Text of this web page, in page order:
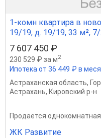
1-комн квартира в
19/19, д. 19/19, 33 м², 7/
7 607 450 ₽
230 529 ₽ за м2
Ипотека от 36 449 ₽ в
Астраханская область,
Астрахань, Кировский р-н
Продается
ЖК Развитие